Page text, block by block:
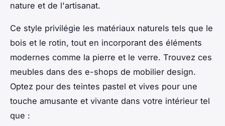
nature et de l'artisanat.
Ce style privilégie les matériaux naturels tels que le
bois et le rotin, tout en incorporant des éléments
modernes comme la pierre et le verre. Trouvez ces
meubles dans des e-shops de mobilier design.
Optez pour des teintes pastel et vives pour une
touche amusante et vivante dans votre intérieur tel
que :